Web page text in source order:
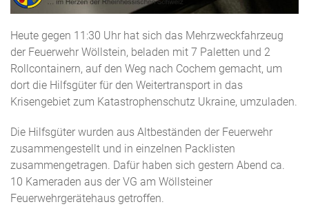
Heute gegen 11:30 Uhr hat sich das Mehrzweckfahrzeug
der Feuerwehr Wöllstein, beladen mit 7 Paletten und 2
Rollcontainern, auf den Weg nach Cochem gemacht, um
dort die Hilfsgüter für den Weitertransport in das
Krisengebiet zum Katastrophenschutz Ukraine, umzuladen.
Die Hilfsgüter wurden aus Altbeständen der Feuerwehr
zusammengestellt und in einzelnen Packlisten
zusammengetragen. Dafür haben sich gestern Abend ca.
10 Kameraden aus der VG am Wöllsteiner
Feuerwehrgerätehaus getroffen.